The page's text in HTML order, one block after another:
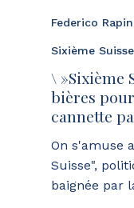
Federico
Sixième Suisse
\ »Sixième
bières
cannette
On s'amuse
Suisse",
baignée par